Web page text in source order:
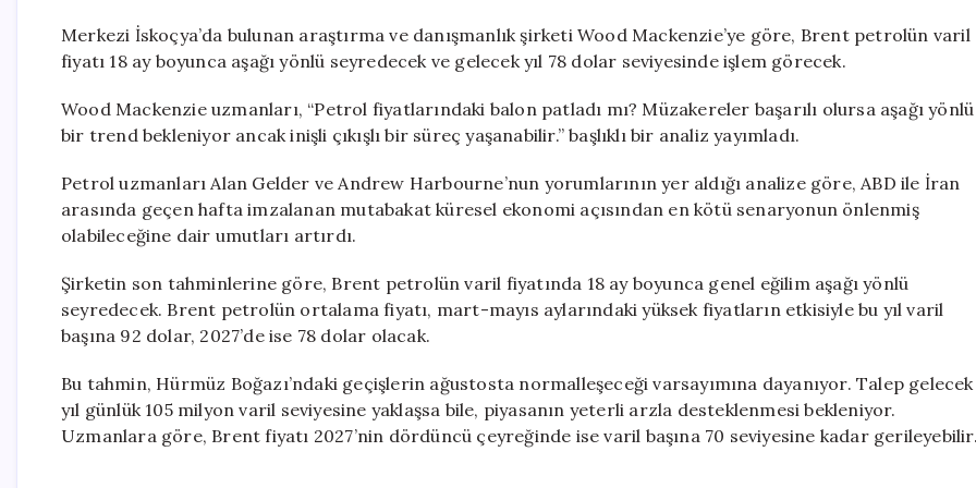
için
Merkezi İskoçya’da bulunan araştırma ve danışmanlık şirketi Wood Mackenzie’ye göre, Brent petrolün varil
fiyatı 18 ay boyunca aşağı yönlü seyredecek ve gelecek yıl 78 dolar seviyesinde işlem görecek.
Wood Mackenzie uzmanları, “Petrol fiyatlarındaki balon patladı mı? Müzakereler başarılı olursa aşağı yönlü
bir trend bekleniyor ancak inişli çıkışlı bir süreç yaşanabilir.” başlıklı bir analiz yayımladı.
Petrol uzmanları Alan Gelder ve Andrew Harbourne’nun yorumlarının yer aldığı analize göre, ABD ile İran
arasında geçen hafta imzalanan mutabakat küresel ekonomi açısından en kötü senaryonun önlenmiş
olabileceğine dair umutları artırdı.
Şirketin son tahminlerine göre, Brent petrolün varil fiyatında 18 ay boyunca genel eğilim aşağı yönlü
seyredecek. Brent petrolün ortalama fiyatı, mart-mayıs aylarındaki yüksek fiyatların etkisiyle bu yıl varil
başına 92 dolar, 2027’de ise 78 dolar olacak.
Bu tahmin, Hürmüz Boğazı’ndaki geçişlerin ağustosta normalleşeceği varsayımına dayanıyor. Talep gelecek
yıl günlük 105 milyon varil seviyesine yaklaşsa bile, piyasanın yeterli arzla desteklenmesi bekleniyor.
Uzmanlara göre, Brent fiyatı 2027’nin dördüncü çeyreğinde ise varil başına 70 seviyesine kadar gerileyebilir.